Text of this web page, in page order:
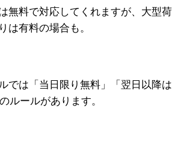
無料で対応してくれますが、大型荷
は有料の場合も。
では「当日限り無料」「翌日以降は
ルールがあります。